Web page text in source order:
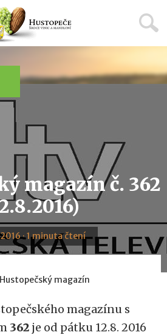
magazín č. 362
· 1 minuta čtení
Hustopečský magazín
magazínu s
362 je od pátku 12.8. 2016